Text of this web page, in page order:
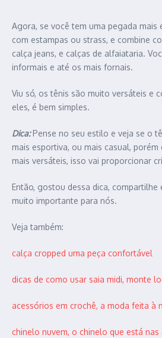
Agora, se você tem uma pegada mais
com estampas ou strass, e combine
calça jeans, e calças de alfaiataria.
informais e até os mais fornais.
Viu só, os tênis são muito versáteis e
eles, é bem simples.
Dica:Pense no seu estilo e veja se o
mais esportiva, ou mais casual,
mais versáteis, isso vai proporcionar
Então, gostou dessa dica, compartilhe
muito importante para nós.
Veja também:
calça cropped uma peça confortável
dicas de como usar saia midi, monte
acessórios em crochê, a moda feita à
chinelo nuvem, o chinelo que está nas